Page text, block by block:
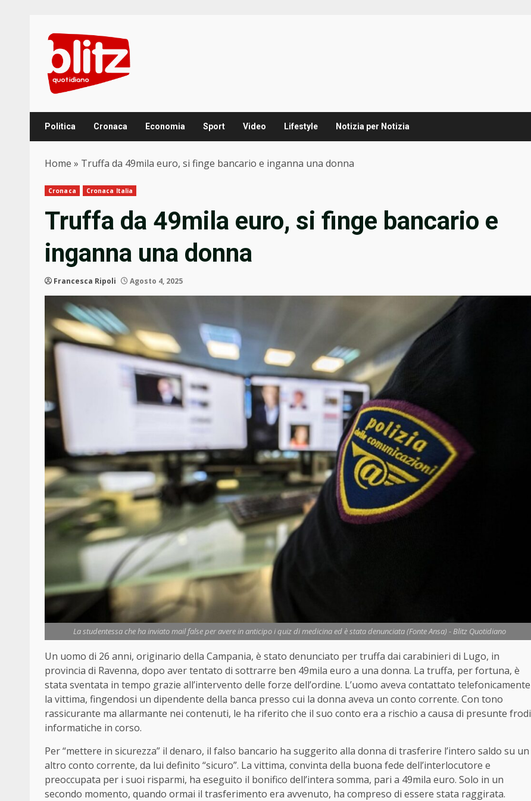
content
Politica Cronaca Economia Sport Video Lifestyle Notizia per Notizia
Home » Truffa da 49mila euro, si finge bancario e inganna una donna
Cronaca Cronaca Italia
Truffa da 49mila euro, si finge bancario e
inganna una donna
Francesca Ripoli Agosto 4, 2025
La studentessa che ha inviato mail false per avere in anticipo i quiz di medicina ed è stata denunciata (Fonte Ansa) - Blitz Quotidiano
Un uomo di 26 anni, originario della Campania, è stato denunciato per truffa dai carabinieri di Lugo, in
provincia di Ravenna, dopo aver tentato di sottrarre ben 49mila euro a una donna. La truffa, per fortuna, è
stata sventata in tempo grazie all’intervento delle forze dell’ordine. L’uomo aveva contattato telefonicamente
la vittima, fingendosi un dipendente della banca presso cui la donna aveva un conto corrente. Con tono
rassicurante ma allarmante nei contenuti, le ha riferito che il suo conto era a rischio a causa di presunte frodi
informatiche in corso.
Per “mettere in sicurezza” il denaro, il falso bancario ha suggerito alla donna di trasferire l’intero saldo su un
altro conto corrente, da lui definito “sicuro”. La vittima, convinta della buona fede dell’interlocutore e
preoccupata per i suoi risparmi, ha eseguito il bonifico dell’intera somma, pari a 49mila euro. Solo in un
secondo momento, quando ormai il trasferimento era avvenuto, ha compreso di essere stata raggirata.